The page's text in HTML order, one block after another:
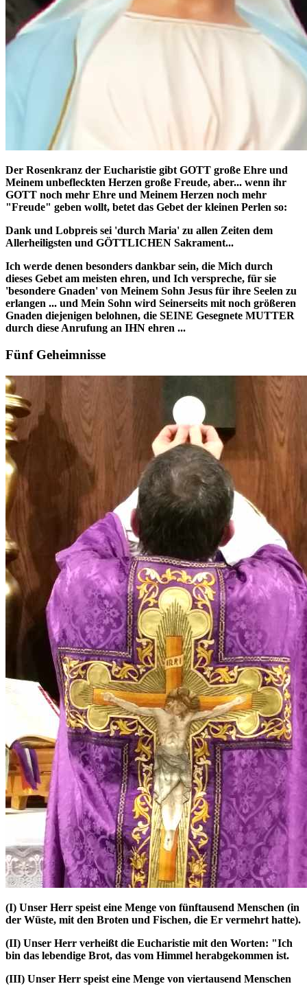
Der Rosenkranz der Eucharistie gibt GOTT große Ehre und
Meinem unbefleckten Herzen große Freude, aber... wenn ihr
GOTT noch mehr Ehre und Meinem Herzen noch mehr
"Freude" geben wollt, betet das Gebet der kleinen Perlen so:
Dank und Lobpreis sei 'durch Maria' zu allen Zeiten dem
Allerheiligsten und GÖTTLICHEN Sakrament...
Ich werde denen besonders dankbar sein, die Mich durch
dieses Gebet am meisten ehren, und Ich verspreche, für sie
'besondere Gnaden' von Meinem Sohn Jesus für ihre Seelen zu
erlangen ... und Mein Sohn wird Seinerseits mit noch größeren
Gnaden diejenigen belohnen, die SEINE Gesegnete MUTTER
durch diese Anrufung an IHN ehren ...
Fünf Geheimnisse
(I) Unser Herr speist eine Menge von fünftausend Menschen (in
der Wüste, mit den Broten und Fischen, die Er vermehrt hatte).
(II) Unser Herr verheißt die Eucharistie mit den Worten: "Ich
bin das lebendige Brot, das vom Himmel herabgekommen ist.
(III) Unser Herr speist eine Menge von viertausend Menschen